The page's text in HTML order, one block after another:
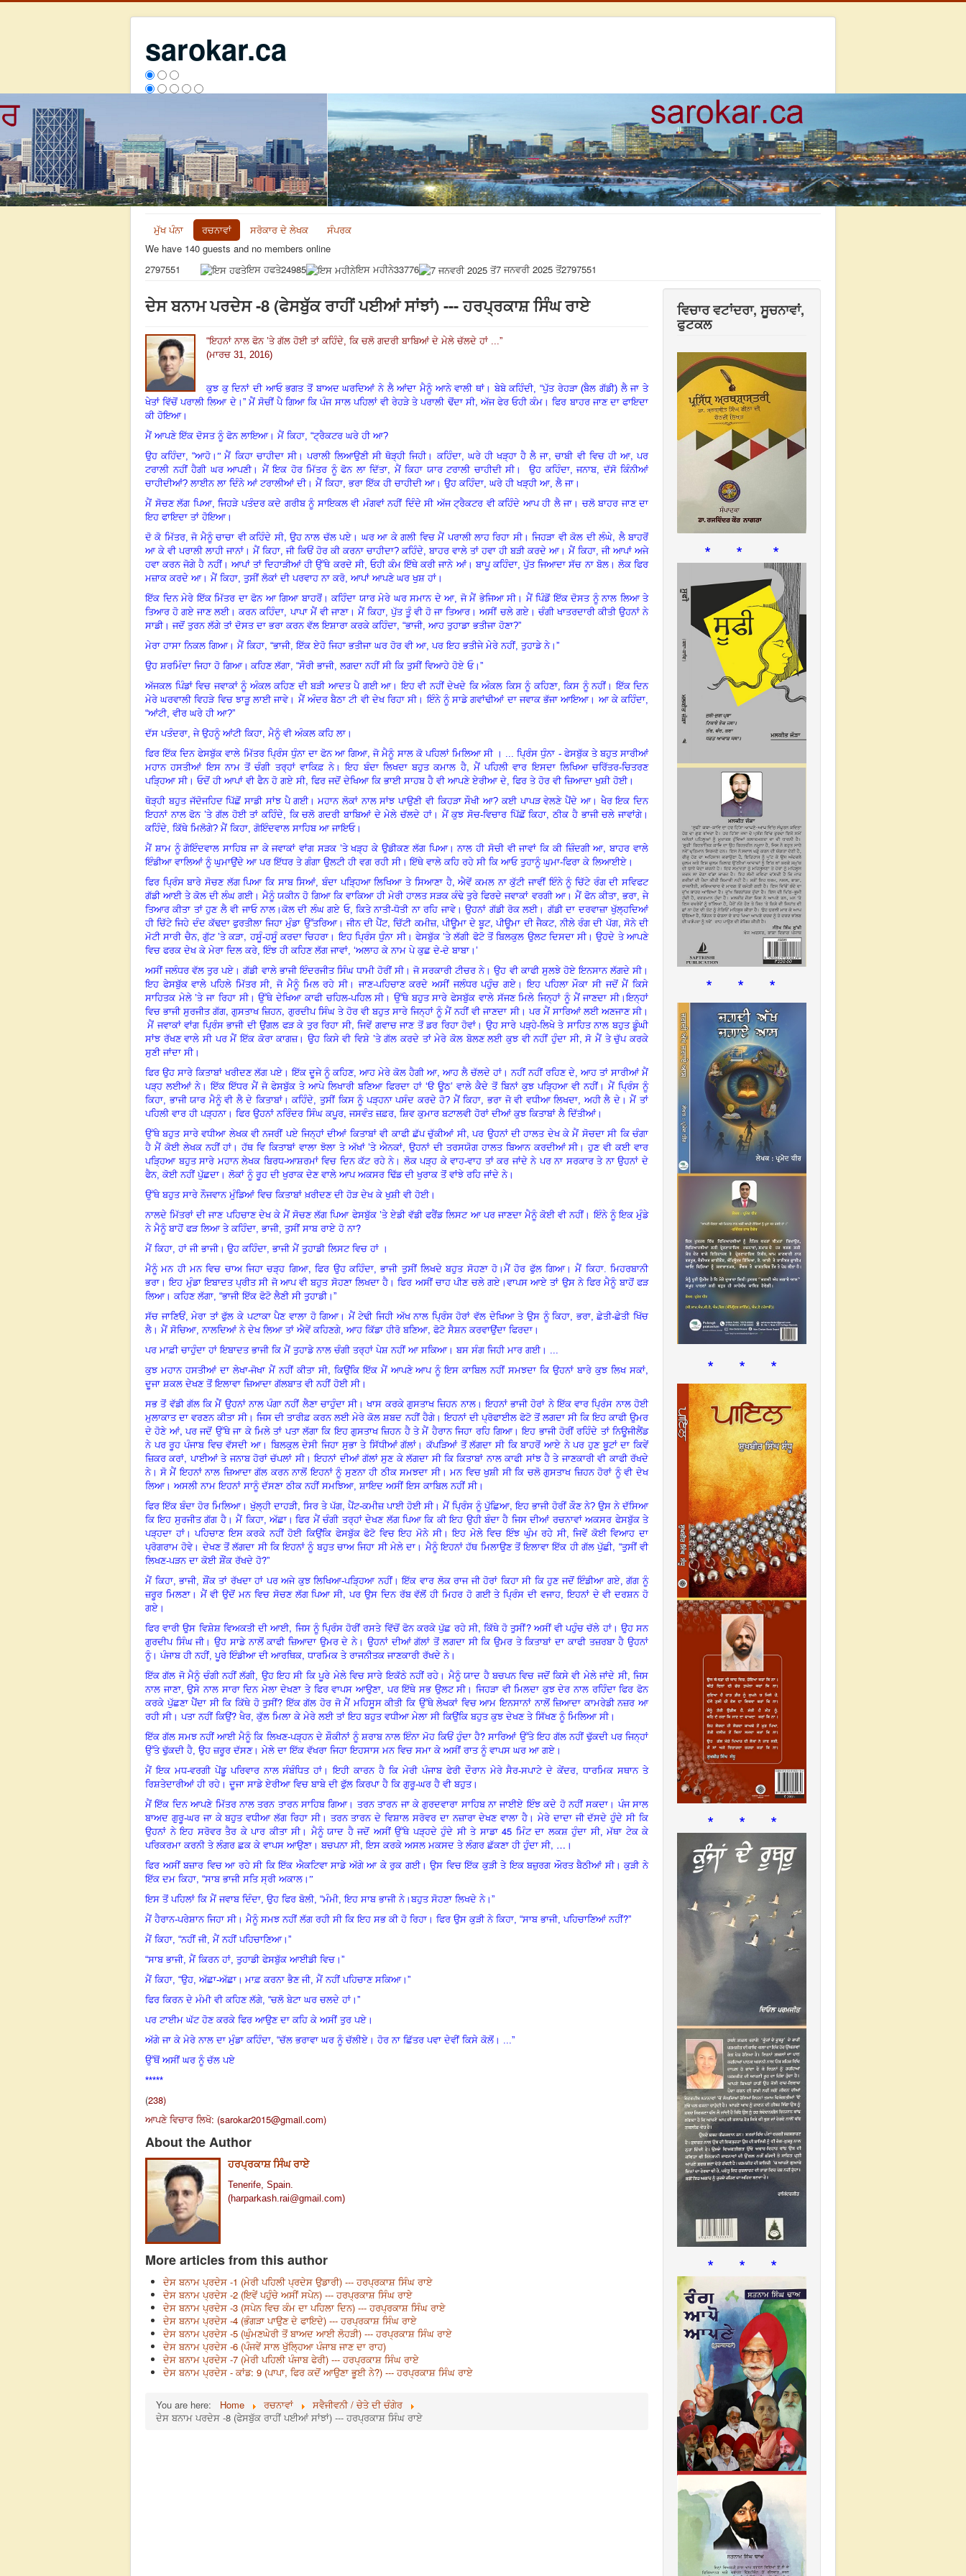
sarokar.ca
ਮੁੱਖ ਪੰਨਾ ਰਚਨਾਵਾਂ ਸਰੋਕਾਰ ਦੇ ਲੇਖਕ
ਸੰਪਰਕ
We have 140 guests and no members online
2797551
ਇਸ ਹਫਤੇ24985 ਇਸ ਮਹੀਨੇ33776 7 ਜਨਵਰੀ 2025 ਤੋਂ2797551
ਦੇਸ ਬਨਾਮ ਪਰਦੇਸ -8 (ਫੇਸਬੁੱਕ ਰਾਹੀਂ ਪਈਆਂ ਸਾਂਝਾਂ) --- ਹਰਪ੍ਰਕਾਸ਼ ਸਿੰਘ ਰਾਏ
“ਇਹਨਾਂ ਨਾਲ ਫੋਨ ’ਤੇ ਗੱਲ ਹੋਈ ਤਾਂ ਕਹਿੰਦੇ, ਕਿ ਚਲੋ ਗਦਰੀ ਬਾਬਿਆਂ ਦੇ ਮੇਲੇ ਚੱਲਦੇ ਹਾਂ ... ”
(ਮਾਰਚ 31, 2016)
ਕੁਝ ਕੁ ਦਿਨਾਂ ਦੀ ਆਓ ਭਗਤ ਤੋਂ ਬਾਅਦ ਘਰਦਿਆਂ ਨੇ ਲੈ ਆਂਦਾ ਮੈਨੂੰ ਆਨੇ ਵਾਲੀ ਥਾਂ। ਬੇਬੇ ਕਹਿੰਦੀ, “ਪੁੱਤ ਰੇਹੜਾ (ਬੈਲ ਗੱਡੀ) ਲੈ ਜਾ ਤੇ
ਖੇਤਾਂ ਵਿੱਚੋਂ ਪਰਾਲੀ ਲਿਆ ਦੇ।” ਮੈਂ ਸੋਚੀਂ ਪੈ ਗਿਆ ਕਿਪੰਜਸਾਲ ਪਹਿਲਾਂ ਵੀ ਰੇਹੜੇ ਤੇ ਪਰਾਲੀ ਢੋਂਦਾ ਸੀ, ਅੱਜ ਫੇਰ ਓਹੀ ਕੰਮ। ਫਿਰ ਬਾਹਰ ਜਾਣ ਦਾ ਫਾਇਦਾ
ਕੀ ਹੋਇਆ।
ਮੈਂ ਆਪਣੇ ਇੱਕ ਦੋਸਤ ਨੂੰ ਫੋਨ ਲਾਇਆ। ਮੈਂ ਕਿਹਾ, “ਟ੍ਰੈਕਟਰ ਘਰੇ ਹੀ ਆ?
ਉਹ ਕਹਿੰਦਾ, “ਆਹੋ ।”ਮੈਂ ਕਿਹਾ ਚਾਹੀਦਾ ਸੀ। ਪਰਾਲੀ ਲਿਆਉਣੀ ਸੀ ਥੋੜ੍ਹੀ ਜਿਹੀ। ਕਹਿੰਦਾ, ਘਰੇ ਹੀ ਖੜ੍ਹਾ ਹੈ ਲੈ ਜਾ,ਚਾਬੀ ਵੀ ਵਿਚ ਹੀ ਆ, ਪਰ
ਟਰਾਲੀ ਨਹੀਂ ਹੈਗੀ ਘਰ ਆਪਣੀ। ਮੈਂ ਇਕ ਹੋਰ ਮਿੱਤਰ ਨੂੰ ਫੋਨ ਲਾ ਦਿੱਤਾ, ਮੈਂ ਕਿਹਾ ਯਾਰ ਟਰਾਲੀ ਚਾਹੀਦੀ ਸੀ। ਉਹ ਕਹਿੰਦਾ, ਜਨਾਬ, ਦੱਸੋ ਕਿੰਨੀਆਂ
ਚਾਹੀਦੀਆਂ? ਲਾਈਨ ਲਾ ਦਿੰਨੇ ਆਂ ਟਰਾਲੀਆਂ ਦੀ। ਮੈਂ ਕਿਹਾ, ਭਰਾ ਇੱਕ ਹੀ ਚਾਹੀਦੀ ਆ। ਉਹ ਕਹਿੰਦਾ, ਘਰੇ ਹੀ ਖੜ੍ਹੀ ਆ, ਲੈ ਜਾ।
ਮੈਂ ਸੋਚਣ ਲੱਗ ਪਿਆ, ਜਿਹੜੇ ਪਤੰਦਰ ਕਦੇ ਗਰੀਬ ਨੂੰ ਸਾਇਕਲ ਵੀ ਮੰਗਵਾਂ ਨਹੀਂ ਦਿੰਦੇ ਸੀ ਅੱਜ ਟ੍ਰੈਕਟਰ ਵੀ ਕਹਿੰਦੇ ਆਪ ਹੀ ਲੈ ਜਾ। ਚਲੋ ਬਾਹਰ ਜਾਣ ਦਾ
ਇਹ ਫਾਇਦਾ ਤਾਂ ਹੋਇਆ।
ਦੋ ਕੋ ਮਿੱਤਰ, ਜੋ ਮੈਨੂੰ ਚਾਚਾ ਵੀ ਕਹਿੰਦੇ ਸੀ,ਉਹ ਨਾਲ ਚੱਲ ਪਏ। ਘਰ ਆ ਕੇ ਗਲੀ ਵਿਚ ਮੈਂ ਪਰਾਲੀ ਲਾਹ ਰਿਹਾ ਸੀ। ਜਿਹੜਾ ਵੀ ਕੋਲ ਦੀ ਲੰਘੇ, ਲੈ ਬਾਹਰੋਂ
ਆ ਕੇ ਵੀ ਪਰਾਲੀ ਲਾਹੀ ਜਾਨਾਂ। ਮੈਂ ਕਿਹਾ, ਜੀ ਕਿਓਂ ਹੋਰ ਕੀ ਕਰਨਾ ਚਾਹੀਦਾ? ਕਹਿੰਦੇ, ਬਾਹਰ ਵਾਲੇ ਤਾਂ ਹਵਾ ਹੀ ਬੜੀ ਕਰਦੇ ਆ। ਮੈਂ ਕਿਹਾ, ਜੀ ਆਪਾਂ ਅਜੇ
ਹਵਾ ਕਰਨ ਜੋਗੇ ਹੈ ਨਹੀਂ। ਆਪਾਂ ਤਾਂ ਦਿਹਾੜੀਆਂ ਹੀ ਉੱਥੇ ਕਰਦੇ ਸੀ, ਓਹੀ ਕੰਮ ਇੱਥੇ ਕਰੀ ਜਾਨੇ ਆਂ। ਬਾਪੂ ਕਹਿੰਦਾ, ਪੁੱਤ ਜਿਆਦਾ ਸੱਚ ਨਾ ਬੋਲ। ਲੋਕ ਫਿਰ
ਮਜ਼ਾਕ ਕਰਦੇ ਆ। ਮੈਂ ਕਿਹਾ, ਤੁਸੀਂ ਲੋਕਾਂ ਦੀ ਪਰਵਾਹ ਨਾ ਕਰੋ, ਆਪਾਂ ਆਪਣੇ ਘਰ ਖੁਸ਼ ਹਾਂ।
ਇੱਕ ਦਿਨ ਮੇਰੇ ਇੱਕ ਮਿੱਤਰ ਦਾ ਫੋਨ ਆ ਗਿਆ ਬਾਹਰੋਂ। ਕਹਿੰਦਾ ਯਾਰ ਮੇਰੇ ਘਰ ਸਮਾਨ ਦੇ ਆ, ਜੋ ਮੈਂ ਭੇਜਿਆ ਸੀ। ਮੈਂ ਪਿੰਡੋਂ ਇੱਕ ਦੋਸਤ ਨੂੰ ਨਾਲ ਲਿਆ ਤੇ
ਤਿਆਰ ਹੋ ਗਏ ਜਾਣ ਲਈ। ਕਰਨ ਕਹਿੰਦਾ, ਪਾਪਾ ਮੈਂ ਵੀ ਜਾਣਾ। ਮੈਂ ਕਿਹਾ, ਪੁੱਤ ਤੂੰ ਵੀ ਹੋ ਜਾ ਤਿਆਰ। ਅਸੀਂ ਚਲੇ ਗਏ। ਚੰਗੀ ਖਾਤਰਦਾਰੀ ਕੀਤੀ ਉਹਨਾਂ ਨੇ
ਸਾਡੀ। ਜਦੋਂ ਤੁਰਨ ਲੱਗੇ ਤਾਂ ਦੋਸਤ ਦਾ ਭਰਾ ਕਰਨ ਵੱਲ ਇਸ਼ਾਰਾ ਕਰਕੇ ਕਹਿੰਦਾ, “ਭਾਜੀ, ਆਹ ਤੁਹਾਡਾ ਭਤੀਜਾ ਹੋਣਾ?”
ਮੇਰਾ ਹਾਸਾ ਨਿਕਲ ਗਿਆ। ਮੈਂ ਕਿਹਾ, “ਭਾਜੀ, ਇੱਕ ਏਹੋ ਜਿਹਾ ਭਤੀਜਾ ਘਰ ਹੋਰ ਵੀ ਆ, ਪਰ ਇਹ ਭਤੀਜੇ ਮੇਰੇ ਨਹੀਂ, ਤੁਹਾਡੇ ਨੇ।”
ਉਹ ਸ਼ਰਮਿੰਦਾ ਜਿਹਾ ਹੋ ਗਿਆ। ਕਹਿਣ ਲੱਗਾ, “ਸੌਰੀ ਭਾਜੀ, ਲਗਦਾ ਨਹੀਂ ਸੀ ਕਿ ਤੁਸੀਂ ਵਿਆਹੇ ਹੋਏ ਓ।”
ਅੱਜਕਲ ਪਿੰਡਾਂ ਵਿਚ ਜਵਾਕਾਂ ਨੂੰ ਅੰਕਲ ਕਹਿਣ ਦੀ ਬੜੀ ਆਦਤ ਪੈ ਗਈ ਆ। ਇਹ ਵੀ ਨਹੀਂ ਦੇਖਦੇ ਕਿ ਅੰਕਲ ਕਿਸ ਨੂੰ ਕਹਿਣਾ, ਕਿਸ ਨੂੰ ਨਹੀਂ। ਇੱਕ ਦਿਨ
ਮੇਰੇ ਘਰਵਾਲੀ ਵਿਹੜੇ ਵਿਚ ਝਾੜੂ ਲਾਈ ਜਾਵੇ। ਮੈਂ ਅੰਦਰ ਬੈਠਾ ਟੀ ਵੀ ਦੇਖ ਰਿਹਾ ਸੀ। ਇੰਨੇ ਨੂੰ ਸਾਡੇ ਗਵਾਂਢੀਆਂ ਦਾ ਜਵਾਕ ਭੱਜਾ ਆਇਆ। ਆ ਕੇ ਕਹਿੰਦਾ,
“ਆਂਟੀ, ਵੀਰ ਘਰੇ ਹੀ ਆ?”
ਦੱਸ ਪਤੰਦਰਾ, ਜੇ ਉਹਨੂੰ ਆਂਟੀ ਕਿਹਾ, ਮੈਨੂੰ ਵੀ ਅੰਕਲ ਕਹਿ ਲਾ।
ਫਿਰ ਇੱਕ ਦਿਨ ਫੇਸਬੁੱਕ ਵਾਲੇ ਮਿੱਤਰ ਪ੍ਰਿੰਸ ਧੁੰਨਾ ਦਾ ਫੋਨ ਆ ਗਿਆ,ਜੋ ਮੈਨੂੰ ਸਾਲ ਕੋ ਪਹਿਲਾਂ ਮਿਲਿਆ ਸੀ । ... ਪ੍ਰਿੰਸ ਧੁੰਨਾ - ਫੇਸਬੁੱਕ ਤੇ ਬਹੁਤ ਸਾਰੀਆਂ
ਮਹਾਨ ਹਸਤੀਆਂ ਇਸ ਨਾਮ ਤੋਂ ਚੰਗੀ ਤਰ੍ਹਾਂ ਵਾਕਿਫ਼ ਨੇ। ਇਹ ਬੰਦਾ ਲਿਖਦਾ ਬਹੁਤ ਕਮਾਲ ਹੈ, ਮੈਂ ਪਹਿਲੀ ਵਾਰ ਇਸਦਾ ਲਿਖਿਆ ਚਰਿੱਤਰ-ਚਿਤਰਣ
ਪੜ੍ਹਿਆ ਸੀ। ਓਦੋਂ ਹੀ ਆਪਾਂ ਵੀ ਫੈਨ ਹੋ ਗਏ ਸੀ, ਫਿਰ ਜਦੋਂ ਦੇਖਿਆ ਕਿ ਭਾਈ ਸਾਹਬ ਹੈ ਵੀ ਆਪਣੇ ਏਰੀਆ ਦੇ, ਫਿਰ ਤੇ ਹੋਰ ਵੀ ਜ਼ਿਆਦਾ ਖੁਸ਼ੀ ਹੋਈ।
ਥੋੜ੍ਹੀ ਬਹੁਤ ਜੱਦੋਜਹਿਦ ਪਿੱਛੋਂ ਸਾਡੀ ਸਾਂਝ ਪੈ ਗਈ। ਮਹਾਨ ਲੋਕਾਂ ਨਾਲ ਸਾਂਝ ਪਾਉਣੀ ਵੀ ਕਿਹੜਾ ਸੌਖੀ ਆ? ਕਈ ਪਾਪੜ ਵੇਲਣੇ ਪੈਂਦੇ ਆ। ਖੈਰ ਇਕ ਦਿਨ
ਇਹਨਾਂ ਨਾਲ ਫੋਨ ’ਤੇ ਗੱਲ ਹੋਈ ਤਾਂ ਕਹਿੰਦੇ, ਕਿ ਚਲੋ ਗਦਰੀ ਬਾਬਿਆਂ ਦੇ ਮੇਲੇ ਚੱਲਦੇ ਹਾਂ। ਮੈਂ ਕੁਝ ਸੋਚ-ਵਿਚਾਰ ਪਿੱਛੋਂ ਕਿਹਾ,ਠੀਕ ਹੈ ਭਾਜੀ ਚਲੇ ਜਾਵਾਂਗੇ।
ਕਹਿੰਦੇ, ਕਿੱਥੇ ਮਿਲੋਗੇ? ਮੈਂ ਕਿਹਾ, ਗੋਇੰਦਵਾਲ ਸਾਹਿਬ ਆ ਜਾਇਓ।
ਮੈਂ ਸ਼ਾਮ ਨੂੰ ਗੋਇੰਦਵਾਲ ਸਾਹਿਬ ਜਾ ਕੇ ਜਵਾਕਾਂ ਵਾਂਗ ਸੜਕ ’ਤੇ ਖੜ੍ਹ ਕੇ ਉਡੀਕਣ ਲੱਗ ਪਿਆ। ਨਾਲ ਹੀ ਸੋਚੀ ਵੀ ਜਾਵਾਂ ਕਿ ਕੀ ਜ਼ਿੰਦਗੀ ਆ,ਬਾਹਰ ਵਾਲੇ
ਇੰਡੀਆ ਵਾਲਿਆਂ ਨੂੰ ਘੁਮਾਉਂਦੇ ਆ ਪਰ ਇੱਧਰ ਤੇ ਗੰਗਾ ਉਲਟੀ ਹੀ ਵਗ ਰਹੀ ਸੀ।ਇੱਥੇ ਵਾਲੇ ਕਹਿ ਰਹੇ ਸੀ ਕਿ ਆਓ ਤੁਹਾਨੂੰ ਘੁਮਾ-ਫਿਰਾ ਕੇ ਲਿਆਈਏ।
ਫਿਰ ਪ੍ਰਿੰਸ ਬਾਰੇ ਸੋਚਣ ਲੱਗ ਪਿਆ ਕਿ ਸਾਬ ਸਿਆਂ, ਬੰਦਾ ਪੜ੍ਹਿਆ ਲਿਖਿਆ ਤੇ ਸਿਆਣਾ ਹੈ,ਐਵੇਂ ਕਮਲ ਨਾ ਕੁੱਟੀ ਜਾਵੀਂ ਇੰਨੇ ਨੂੰ ਚਿੱਟੇ ਰੰਗ ਦੀ ਸਵਿਫਟ
ਗੱਡੀ ਆਈ ਤੇ ਕੋਲ ਦੀ ਲੰਘ ਗਈ। ਮੈਨੂੰ ਯਕੀਨ ਹੋ ਗਿਆ ਕਿ ਵਾਕਿਆ ਹੀ ਮੇਰੀ ਹਾਲਤ ਸੜਕ ਕੰਢੇ ਤੁਰੇ ਫਿਰਦੇ ਜਵਾਕਾਂ ਵਰਗੀ ਆ। ਮੈਂ ਫੋਨ ਕੀਤਾ, ਭਰਾ, ਜੇ
ਤਿਆਰ ਕੀਤਾ ਤਾਂ ਹੁਣ ਲੈ ਵੀ ਜਾਓ ਨਾਲ। ਕੋਲ ਦੀ ਲੰਘ ਗਏ ਓ, ਕਿਤੇ ਨਾਤੀ-ਧੋਤੀ ਨਾ ਰਹਿ ਜਾਵੇ। ਉਹਨਾਂ ਗੱਡੀ ਰੋਕ ਲਈ। ਗੱਡੀ ਦਾ ਦਰਵਾਜ਼ਾ ਖੁੱਲ੍ਹਦਿਆਂ
ਹੀ ਚਿੱਟੇ ਜਿਹੇ ਦੰਦ ਕੱਢਦਾ ਫੁਰਤੀਲਾ ਜਿਹਾ ਮੁੰਡਾ ਉੱਤਰਿਆ। ਜੀਨ ਦੀ ਪੈਂਟ,ਚਿੱਟੀ ਕਮੀਜ਼, ਪੀਊਮਾ ਦੇ ਬੂਟ,ਪੀਊਮਾ ਦੀ ਜੈਕਟ,ਨੀਲੇ ਰੰਗ ਦੀ ਪੱਗ, ਸੋਨੇ ਦੀ
ਮੋਟੀ ਸਾਰੀ ਚੈਨ, ਗੁੱਟ ’ਤੇ ਕੜਾ, ਹਸੂੰ-ਹਸੂੰ ਕਰਦਾ ਚਿਹਰਾ। ਇਹ ਪ੍ਰਿੰਸ ਧੁੰਨਾ ਸੀ। ਫੇਸਬੁੱਕ ’ਤੇ ਲੱਗੀ ਫੋਟੋ ਤੋਂ ਬਿਲਕੁਲ ਉਲਟ ਦਿਸਦਾ ਸੀ। ਉਹਦੇ ਤੇ ਆਪਣੇ
ਵਿਚ ਫਰਕ ਦੇਖ ਕੇ ਮੇਰਾ ਦਿਲ ਕਰੇ, ਇੰਝ ਹੀ ਕਹਿਣ ਲੱਗ ਜਾਵਾਂ, ‘ਅਲਾਹ ਕੇ ਨਾਮ ਪੇ ਕੁਛ ਦੇ-ਦੇ ਬਾਬਾ।’
ਅਸੀਂ ਜਲੰਧਰ ਵੱਲ ਤੁਰ ਪਏ। ਗੱਡੀ ਵਾਲੇ ਭਾਜੀ ਇੰਦਰਜੀਤ ਸਿੰਘ ਧਾਮੀ ਹੋਰੀਂ ਸੀ। ਜੋ ਸਰਕਾਰੀ ਟੀਚਰ ਨੇ। ਉਹ ਵੀ ਕਾਫੀ ਸੁਲਝੇ ਹੋਏ ਇਨਸਾਨ ਲੱਗਦੇ ਸੀ।
ਇਹ ਫੇਸਬੁੱਕ ਵਾਲੇ ਪਹਿਲੇ ਮਿੱਤਰ ਸੀ, ਜੋ ਮੈਨੂੰ ਮਿਲ ਰਹੇ ਸੀ। ਜਾਣ-ਪਹਿਚਾਣ ਕਰਦੇ ਅਸੀਂ ਜਲੰਧਰ ਪਹੁੰਚ ਗਏ। ਇਹ ਪਹਿਲਾ ਮੌਕਾ ਸੀ ਜਦੋਂ ਮੈਂ ਕਿਸੇ
ਸਾਹਿਤਕ ਮੇਲੇ ’ਤੇ ਜਾ ਰਿਹਾ ਸੀ। ਉੱਥੇ ਦੇਖਿਆ ਕਾਫੀ ਚਹਿਲ-ਪਹਿਲ ਸੀ। ਉੱਥੇ ਬਹੁਤ ਸਾਰੇ ਫੇਸਬੁੱਕ ਵਾਲੇ ਸੱਜਣ ਮਿਲੇ ਜਿਨ੍ਹਾਂ ਨੂੰ ਮੈਂ ਜਾਣਦਾ ਸੀ।ਇਨ੍ਹਾਂ
ਵਿਚ ਭਾਜੀ ਸੁਰਜੀਤ ਗੱਗ,ਗੁਸਤਾਖ ਜ਼ਿਹਨ, ਗੁਰਦੀਪ ਸਿੰਘ ਤੇ ਹੋਰ ਵੀ ਬਹੁਤ ਸਾਰੇ ਜਿਨ੍ਹਾਂ ਨੂੰ ਮੈਂ ਨਹੀਂ ਵੀ ਜਾਣਦਾ ਸੀ। ਪਰ ਮੈਂ ਸਾਰਿਆਂ ਲਈ ਅਣਜਾਣ ਸੀ।
ਮੈਂ ਜਵਾਕਾਂ ਵਾਂਗ ਪ੍ਰਿੰਸ ਭਾਜੀ ਦੀ ਉਂਗਲ ਫੜ ਕੇ ਤੁਰ ਰਿਹਾ ਸੀ,ਜਿਵੇਂ ਗਵਾਚ ਜਾਣ ਤੋਂ ਡਰ ਰਿਹਾ ਹੋਵਾਂ। ਉਹ ਸਾਰੇ ਪੜ੍ਹੇ-ਲਿਖੇ ਤੇ ਸਾਹਿਤ ਨਾਲ ਬਹੁਤ ਡੂੰਘੀ
ਸਾਂਝ ਰੱਖਣ ਵਾਲੇ ਸੀ ਪਰ ਮੈਂ ਇੱਕ ਕੋਰਾ ਕਾਗਜ਼। ਉਹ ਕਿਸੇ ਵੀ ਵਿਸ਼ੇ ’ਤੇ ਗੱਲ ਕਰਦੇ ਤਾਂ ਮੇਰੇ ਕੋਲ ਬੋਲਣ ਲਈ ਕੁਝ ਵੀ ਨਹੀਂ ਹੁੰਦਾ ਸੀ,ਸੋ ਮੈਂ ਤੇ ਚੁੱਪ ਕਰਕੇ
ਸੁਣੀ ਜਾਂਦਾ ਸੀ।
ਫਿਰ ਉਹ ਸਾਰੇ ਕਿਤਾਬਾਂ ਖਰੀਦਣ ਲੱਗ ਪਏ। ਇੱਕ ਦੂਜੇ ਨੂੰ ਕਹਿਣ, ਆਹ ਮੇਰੇ ਕੋਲ ਹੈਗੀ ਆ, ਆਹ ਲੈ ਚੱਲਦੇ ਹਾਂ। ਨਹੀਂ ਨਹੀਂ ਰਹਿਣ ਦੇ, ਆਹ ਤਾਂ ਸਾਰੀਆਂ ਮੈਂ
ਪੜ੍ਹ ਲਈਆਂ ਨੇ। ਇੱਕ ਇੱਧਰ ਮੈਂ ਜੋ ਫੇਸਬੁੱਕ ਤੇ ਆਪੇ ਲਿਖਾਰੀ ਬਣਿਆ ਫਿਰਦਾ ਹਾਂ ‘ੳ ਊਠ’ ਵਾਲੇ ਕੈਦੇ ਤੋਂ ਬਿਨਾਂ ਕੁਝ ਪੜ੍ਹਿਆ ਵੀ ਨਹੀਂ। ਮੈਂ ਪ੍ਰਿੰਸ ਨੂੰ
ਕਿਹਾ, ਭਾਜੀ ਯਾਰ ਮੈਨੂੰ ਵੀ ਲੈ ਦੇ ਕਿਤਾਬਾਂ। ਕਹਿੰਦੇ, ਤੁਸੀਂ ਕਿਸ ਨੂੰ ਪੜ੍ਹਨਾ ਪਸੰਦ ਕਰਦੇ ਹੋ? ਮੈਂ ਕਿਹਾ, ਭਰਾ ਜੋ ਵੀ ਵਧੀਆ ਲਿਖਦਾ, ਅਹੀ ਲੈ ਦੇ। ਮੈਂ ਤਾਂ
ਪਹਿਲੀ ਵਾਰ ਹੀ ਪੜ੍ਹਨਾ। ਫਿਰ ਉਹਨਾਂ ਨਰਿੰਦਰ ਸਿੰਘ ਕਪੂਰ, ਜਸਵੰਤ ਜ਼ਫ਼ਰ, ਸ਼ਿਵ ਕੁਮਾਰ ਬਟਾਲਵੀ ਹੋਰਾਂ ਦੀਆਂ ਕੁਝ ਕਿਤਾਬਾਂ ਲੈ ਦਿੱਤੀਆਂ।
ਉੱਥੇ ਬਹੁਤ ਸਾਰੇ ਵਧੀਆ ਲੇਖਕ ਵੀ ਨਜਰੀਂ ਪਏ ਜਿਨ੍ਹਾਂ ਦੀਆਂ ਕਿਤਾਬਾਂ ਵੀ ਕਾਫੀ ਛੱਪ ਚੁੱਕੀਆਂ ਸੀ,ਪਰ ਉਹਨਾਂ ਦੀ ਹਾਲਤ ਦੇਖ ਕੇ ਮੈਂ ਸੋਚਦਾ ਸੀ ਕਿ ਚੰਗਾ
ਹੈ ਮੈਂ ਕੋਈ ਲੇਖਕ ਨਹੀਂ ਹਾਂ। ਹੱਥ ਵਿ ਕਿਤਾਬਾਂ ਵਾਲਾ ਝੋਲਾ ਤੇ ਅੱਖਾਂ ’ਤੇ ਐਨਕਾਂ, ਉਹਨਾਂ ਦੀ ਤਰਸਯੋਗ ਹਾਲਤ ਬਿਆਨ ਕਰਦੀਆਂ ਸੀ। ਹੁਣ ਵੀ ਕਈ ਵਾਰ
ਪੜ੍ਹਿਆ ਬਹੁਤ ਸਾਰੇ ਮਹਾਨ ਲੇਖਕ ਬਿਰਧ-ਆਸ਼ਰਮਾਂ ਵਿਚ ਦਿਨ ਕੱਟ ਰਹੇ ਨੇ। ਲੋਕ ਪੜ੍ਹ ਕੇ ਵਾਹ-ਵਾਹ ਤਾਂ ਕਰ ਜਾਂਦੇ ਨੇ ਪਰ ਨਾ ਸਰਕਾਰ ਤੇ ਨਾ ਉਹਨਾਂ ਦੇ
ਫੈਨ, ਕੋਈ ਨਹੀਂ ਪੁੱਛਦਾ। ਲੋਕਾਂ ਨੂੰ ਰੂਹ ਦੀ ਖੁਰਾਕ ਦੇਣ ਵਾਲੇ ਆਪ ਅਕਸਰ ਢਿੱਡ ਦੀ ਖੁਰਾਕ ਤੋਂ ਵਾਂਝੇ ਰਹਿ ਜਾਂਦੇ ਨੇ।
ਉੱਥੇ ਬਹੁਤ ਸਾਰੇ ਨੌਜਵਾਨ ਮੁੰਡਿਆਂ ਵਿਚ ਕਿਤਾਬਾਂ ਖ਼ਰੀਦਣ ਦੀ ਹੋੜ ਦੇਖ ਕੇ ਖੁਸ਼ੀ ਵੀ ਹੋਈ।
ਨਾਲਦੇ ਮਿੱਤਰਾਂ ਦੀ ਜਾਣ ਪਹਿਚਾਣ ਦੇਖ ਕੇ ਮੈਂ ਸੋਚਣ ਲੱਗ ਪਿਆ ਫੇਸਬੁੱਕ ’ਤੇ ਏਡੀ ਵੱਡੀ ਫਰੈਂਡ ਲਿਸਟ ਆ ਪਰ ਜਾਣਦਾ ਮੈਨੂੰ ਕੋਈ ਵੀ ਨਹੀਂ। ਇੰਨੇ ਨੂੰ ਇਕ ਮੁੰਡੇ
ਨੇ ਮੈਨੂੰ ਬਾਹੋਂ ਫੜ ਲਿਆ ਤੇ ਕਹਿੰਦਾ, ਭਾਜੀ, ਤੁਸੀਂ ਸਾਬ ਰਾਏ ਹੋ ਨਾ?
ਮੈਂ ਕਿਹਾ, ਹਾਂ ਜੀ ਭਾਜੀ। ਉਹ ਕਹਿੰਦਾ, ਭਾਜੀ ਮੈਂ ਤੁਹਾਡੀ ਲਿਸਟ ਵਿਚ ਹਾਂ ।
ਮੈਨੂੰ ਮਨ ਹੀ ਮਨ ਵਿਚ ਚਾਅ ਜਿਹਾ ਚੜ੍ਹ ਗਿਆ,ਫਿਰ ਉਹ ਕਹਿੰਦਾ, ਭਾਜੀ ਤੁਸੀਂ ਲਿਖਦੇ ਬਹੁਤ ਸੋਹਣਾ ਹੋ। ਮੈਂ ਹੋਰ ਫੁੱਲ ਗਿਆ। ਮੈਂ ਕਿਹਾ. ਮਿਹਰਬਾਨੀ
ਭਰਾ। ਇਹ ਮੁੰਡਾ ਇਬਾਦਤ ਪ੍ਰੀਤ ਸੀ ਜੋ ਆਪ ਵੀ ਬਹੁਤ ਸੋਹਣਾ ਲਿਖਦਾ ਹੈ। ਫਿਰ ਅਸੀਂ ਚਾਹ ਪੀਣ ਚਲੇ ਗਏ। ਵਾਪਸ ਆਏ ਤਾਂ ਉਸ ਨੇ ਫਿਰ ਮੈਨੂੰ ਬਾਹੋਂ ਫੜ
ਲਿਆ। ਕਹਿਣ ਲੱਗਾ, “ਭਾਜੀ ਇੱਕ ਫੋਟੋ ਲੈਣੀ ਸੀ ਤੁਹਾਡੀ।”
ਸੱਚ ਜਾਣਿਓਂ, ਮੇਰਾ ਤਾਂ ਫੁੱਲ ਕੇ ਪਟਾਕਾ ਪੈਣ ਵਾਲਾ ਹੋ ਗਿਆ। ਮੈਂ ਟੇਢੀ ਜਿਹੀ ਅੱਖ ਨਾਲ ਪ੍ਰਿੰਸ ਹੋਰਾਂ ਵੱਲ ਦੇਖਿਆ ਤੇ ਉਸ ਨੂੰ ਕਿਹਾ, ਭਰਾ, ਛੇਤੀ-ਛੇਤੀ ਖਿੱਚ
ਲੈ। ਮੈਂ ਸੋਚਿਆ, ਨਾਲਦਿਆਂ ਨੇ ਦੇਖ ਲਿਆ ਤਾਂ ਐਵੇਂ ਕਹਿਣਗੇ, ਆਹ ਕਿੱਡਾ ਹੀਰੋ ਬਣਿਆ, ਫੋਟੋ ਸੈਸ਼ਨ ਕਰਵਾਉਂਦਾ ਫਿਰਦਾ।
ਪਰ ਮਾਫ਼ੀ ਚਾਹੁੰਦਾ ਹਾਂ ਇਬਾਦਤ ਭਾਜੀ ਕਿ ਮੈਂ ਤੁਹਾਡੇ ਨਾਲ ਚੰਗੀ ਤਰ੍ਹਾਂ ਪੇਸ਼ ਨਹੀਂ ਆ ਸਕਿਆ। ਬਸ ਸੰਗ ਜਿਹੀ ਮਾਰ ਗਈ। ...
ਕੁਝ ਮਹਾਨ ਹਸਤੀਆਂ ਦਾ ਲੇਖਾ-ਜੋਖਾ ਮੈਂ ਨਹੀਂ ਕੀਤਾ ਸੀ, ਕਿਉਂਕਿ ਇੱਕ ਮੈਂ ਆਪਣੇ ਆਪ ਨੂੰ ਇਸ ਕਾਬਿਲ ਨਹੀਂ ਸਮਝਦਾ ਕਿ ਉਹਨਾਂ ਬਾਰੇ ਕੁਝ ਲਿਖ ਸਕਾਂ,
ਦੂਜਾ ਸ਼ਕਲ ਦੇਖਣ ਤੋਂ ਇਲਾਵਾ ਜ਼ਿਆਦਾ ਗੱਲਬਾਤ ਵੀ ਨਹੀਂ ਹੋਈ ਸੀ।
ਸਭ ਤੋਂ ਵੱਡੀ ਗੱਲ ਕਿ ਮੈਂ ਉਹਨਾਂ ਨਾਲ ਪੰਗਾ ਨਹੀਂ ਲੈਣਾ ਚਾਹੁੰਦਾ ਸੀ। ਖਾਸ ਕਰਕੇ ਗੁਸਤਾਖ ਜ਼ਿਹਨ ਨਾਲ। ਇਹਨਾਂ ਭਾਜੀ ਹੋਰਾਂ ਨੇ ਇੱਕ ਵਾਰ ਪ੍ਰਿੰਸ ਨਾਲ ਹੋਈ
ਮੁਲਾਕਾਤ ਦਾ ਵਰਣਨ ਕੀਤਾ ਸੀ। ਜਿਸ ਦੀ ਤਾਰੀਫ਼ ਕਰਨ ਲਈ ਮੇਰੇ ਕੋਲ ਸ਼ਬਦ ਨਹੀਂ ਹੈਗੇ। ਇਹਨਾਂ ਦੀ ਪ੍ਰੋਫਾਈਲ ਫੋਟੋ ਤੋਂ ਲਗਦਾ ਸੀ ਕਿ ਇਹ ਕਾਫੀ ਉਮਰ
ਦੇ ਹੋਣੇ ਆਂ,ਪਰ ਜਦੋਂ ਉੱਥੇ ਜਾ ਕੇ ਮਿਲੇ ਤਾਂ ਪਤਾ ਲੱਗਾ ਕਿ ਇਹ ਗੁਸਤਾਖ ਜ਼ਿਹਨ ਹੈ ਤੇ ਮੈਂ ਹੈਰਾਨ ਜਿਹਾ ਰਹਿ ਗਿਆ। ਇਹ ਭਾਜੀ ਹੋਰੀਂ ਰਹਿੰਦੇ ਤਾਂ ਨਿਊਜੀਲੈਂਡ
ਨੇ ਪਰ ਰੂਹ ਪੰਜਾਬ ਵਿਚ ਵੱਸਦੀ ਆ। ਬਿਲਕੁਲ ਦੇਸੀ ਜਿਹਾ ਸੁਭਾ ਤੇ ਸਿੱਧੀਆਂ ਗੱਲਾਂ। ਕੱਪੜਿਆਂ ਤੋਂ ਲੱਗਦਾ ਸੀ ਕਿ ਬਾਹਰੋਂ ਆਏ ਨੇ ਪਰ ਹੁਣ ਬੂਟਾਂ ਦਾ ਕਿਵੇਂ
ਜ਼ਿਕਰ ਕਰਾਂ, ਪਾਈਆਂ ਤੇ ਜਨਾਬ ਹੋਰਾਂ ਚੱਪਲਾਂ ਸੀ। ਇਹਨਾਂ ਦੀਆਂ ਗੱਲਾਂ ਸੁਣ ਕੇ ਲੱਗਦਾ ਸੀ ਕਿ ਕਿਤਾਬਾਂ ਨਾਲ ਕਾਫੀ ਸਾਂਝ ਹੈ ਤੇ ਜਾਣਕਾਰੀ ਵੀ ਕਾਫੀ ਰੱਖਦੇ
ਨੇ। ਸੋ ਮੈਂ ਇਹਨਾਂ ਨਾਲ ਜ਼ਿਆਦਾ ਗੱਲ ਕਰਨ ਨਾਲੋਂ ਇਹਨਾਂ ਨੂੰ ਸੁਣਨਾ ਹੀ ਠੀਕ ਸਮਝਦਾ ਸੀ। ਮਨ ਵਿਚ ਖੁਸ਼ੀ ਸੀ ਕਿ ਚਲੋ ਗੁਸਤਾਖ ਜ਼ਿਹਨ ਹੋਰਾਂ ਨੂੰ ਵੀ ਦੇਖ
ਲਿਆ। ਅਸਲੀ ਨਾਮ ਇਹਨਾਂ ਸਾਨੂੰ ਦੱਸਣਾ ਠੀਕ ਨਹੀਂ ਸਮਝਿਆ, ਸ਼ਾਇਦ ਅਸੀਂ ਇਸ ਕਾਬਿਲ ਨਹੀਂ ਸੀ।
ਫਿਰ ਇੱਕ ਬੰਦਾ ਹੋਰ ਮਿਲਿਆ। ਖੁੱਲ੍ਹੀ ਦਾਹੜੀ, ਸਿਰ ਤੇ ਪੱਗ, ਪੈਂਟ-ਕਮੀਜ਼ ਪਾਈ ਹੋਈ ਸੀ। ਮੈਂ ਪ੍ਰਿੰਸ ਨੂੰ ਪੁੱਛਿਆ,ਇਹ ਭਾਜੀ ਹੋਰੀਂ ਕੌਣ ਨੇ? ਉਸ ਨੇ ਦੱਸਿਆ
ਕਿ ਇਹ ਸੁਰਜੀਤ ਗੱਗ ਹੈ। ਮੈਂ ਕਿਹਾ, ਅੱਛਾ।ਫਿਰ ਮੈਂ ਚੰਗੀ ਤਰ੍ਹਾਂ ਦੇਖਣ ਲੱਗ ਪਿਆ ਕਿ ਕੀ ਇਹ ਉਹੀ ਬੰਦਾ ਹੈ ਜਿਸ ਦੀਆਂ ਰਚਨਾਵਾਂ ਅਕਸਰ ਫੇਸਬੁੱਕ ਤੇ
ਪੜ੍ਹਦਾ ਹਾਂ। ਪਹਿਚਾਣ ਇਸ ਕਰਕੇ ਨਹੀਂ ਹੋਈ ਕਿਉਂਕਿ ਫੇਸਬੁੱਕ ਫੋਟੋ ਵਿਚ ਇਹ ਮੋਨੇ ਸੀ। ਇਹ ਮੇਲੇ ਵਿਚ ਇੰਝ ਘੁੰਮ ਰਹੇ ਸੀ, ਜਿਵੇਂ ਕੋਈ ਵਿਆਹ ਦਾ
ਪ੍ਰੋਗਰਾਮ ਹੋਵੇ। ਦੇਖਣ ਤੋਂ ਲੱਗਦਾ ਸੀ ਕਿ ਇਹਨਾਂ ਨੂੰ ਬਹੁਤ ਚਾਅ ਜਿਹਾ ਸੀ ਮੇਲੇ ਦਾ। ਮੈਨੂੰ ਇਹਨਾਂ ਹੱਥ ਮਿਲਾਉਣ ਤੋਂ ਇਲਾਵਾ ਇੱਕ ਹੀ ਗੱਲ ਪੁੱਛੀ, “ਤੁਸੀਂ ਵੀ
ਲਿਖਣ-ਪੜਨ ਦਾ ਕੋਈ ਸ਼ੌਂਕ ਰੱਖਦੇ ਹੋ?”
ਮੈਂ ਕਿਹਾ, ਭਾਜੀ, ਸ਼ੌਂਕ ਤਾਂ ਰੱਖਦਾ ਹਾਂ ਪਰਅਜੇ ਕੁਝ ਲਿਖਿਆ-ਪੜ੍ਹਿਆ ਨਹੀਂ। ਇੱਕ ਵਾਰ ਲੋਕ ਰਾਜ ਜੀ ਹੋਰਾਂ ਕਿਹਾ ਸੀ ਕਿ ਹੁਣ ਜਦੋਂ ਇੰਡੀਆ ਗਏ, ਗੱਗ ਨੂੰ
ਜ਼ਰੂਰ ਮਿਲਣਾ। ਮੈਂ ਵੀ ਉਦੋਂ ਮਨ ਵਿਚ ਸੋਚਣ ਲੱਗ ਪਿਆ ਸੀ,ਪਰ ਉਸ ਦਿਨ ਰੱਬ ਵੱਲੋਂ ਹੀ ਮਿਹਰ ਹੋ ਗਈ ਤੇ ਪ੍ਰਿੰਸ ਦੀ ਵਜਾਹ, ਇਹਨਾਂ ਦੇ ਵੀ ਦਰਸ਼ਨ ਹੋ
ਗਏ।
ਫਿਰ ਵਾਰੀ ਉਸ ਵਿਸ਼ੇਸ਼ ਵਿਅਕਤੀ ਦੀ ਆਈ, ਜਿਸ ਨੂੰ ਪ੍ਰਿੰਸ ਹੋਰੀਂ ਰਸਤੇ ਵਿੱਚੋਂ ਫੋਨ ਕਰਕੇ ਪੁੱਛ ਰਹੇ ਸੀ,ਕਿੱਥੇ ਹੋ ਤੁਸੀਂ? ਅਸੀਂ ਵੀ ਪਹੁੰਚ ਚੱਲੇ ਹਾਂ। ਉਹ ਸਨ
ਗੁਰਦੀਪ ਸਿੰਘ ਜੀ। ਉਹ ਸਾਡੇ ਨਾਲੋਂ ਕਾਫੀ ਜ਼ਿਆਦਾ ਉਮਰ ਦੇ ਨੇ। ਉਹਨਾਂ ਦੀਆਂ ਗੱਲਾਂ ਤੋਂ ਲਗਦਾ ਸੀ ਕਿ ਉਮਰ ਤੇ ਕਿਤਾਬਾਂ ਦਾ ਕਾਫੀ ਤਜ਼ਰਬਾ ਹੈ ਉਹਨਾਂ
ਨੂੰ। ਪੰਜਾਬ ਹੀ ਨਹੀਂ, ਪੂਰੇ ਇੰਡੀਆ ਦੀ ਆਰਥਿਕ, ਧਾਰਮਿਕ ਤੇ ਰਾਜਨੀਤਕ ਜਾਣਕਾਰੀ ਰੱਖਦੇ ਨੇ।
ਇੱਕ ਗੱਲ ਜੋ ਮੈਨੂੰ ਚੰਗੀ ਨਹੀਂ ਲੱਗੀ, ਉਹ ਇਹ ਸੀ ਕਿ ਪੂਰੇ ਮੇਲੇ ਵਿਚ ਸਾਰੇ ਇਕੱਠੇ ਨਹੀਂ ਰਹੇ। ਮੈਨੂੰ ਯਾਦ ਹੈ ਬਚਪਨ ਵਿਚ ਜਦੋਂ ਕਿਸੇ ਵੀ ਮੇਲੇ ਜਾਂਦੇ ਸੀ, ਜਿਸ
ਨਾਲ ਜਾਣਾ, ਉਸੇ ਨਾਲ ਸਾਰਾ ਦਿਨ ਮੇਲਾ ਦੇਖਣਾ ਤੇ ਫਿਰ ਵਾਪਸ ਆਉਣਾ, ਪਰਇੱਥੇ ਸਭ ਉਲਟ ਸੀ। ਜਿਹੜਾ ਵੀ ਮਿਲਦਾ ਕੁਝ ਦੇਰ ਨਾਲ ਰਹਿੰਦਾ ਫਿਰ ਫੋਨ
ਕਰਕੇ ਪੁੱਛਣਾ ਪੈਂਦਾ ਸੀ ਕਿ ਕਿੱਥੇ ਹੋ ਤੁਸੀਂ?ਇੱਕ ਗੱਲ ਹੋਰ ਜੋ ਮੈਂ ਮਹਿਸੂਸ ਕੀਤੀ ਕਿ ਉੱਥੇ ਲੇਖਕਾਂ ਵਿਚ ਆਮ ਇਨਸਾਨਾਂ ਨਾਲੋਂ ਜ਼ਿਆਦਾ ਕਾਮਰੇਡੀ ਨਜ਼ਰ ਆ
ਰਹੀ ਸੀ। ਪਤਾ ਨਹੀਂ ਕਿਉਂ? ਖੈਰ, ਕੁੱਲ ਮਿਲਾ ਕੇ ਮੇਰੇ ਲਈ ਤਾਂ ਇਹ ਬਹੁਤ ਵਧੀਆ ਮੇਲਾ ਸੀ ਕਿਉਂਕਿ ਬਹੁਤ ਕੁਝ ਦੇਖਣ ਤੇ ਸਿੱਖਣ ਨੂੰ ਮਿਲਿਆ ਸੀ।
ਇੱਕ ਗੱਲ ਸਮਝ ਨਹੀਂ ਆਈ ਮੈਨੂੰ ਕਿ ਲਿਖਣ-ਪੜ੍ਹਨ ਦੇ ਸ਼ੌਕੀਨਾਂ ਨੂੰ ਸ਼ਰਾਬ ਨਾਲ ਇੰਨਾ ਮੋਹ ਕਿਓਂ ਹੁੰਦਾ ਹੈ?ਸਾਰਿਆਂ ਉੱਤੇ ਇਹ ਗੱਲ ਨਹੀਂ ਢੁੱਕਦੀ ਪਰ ਜਿਨ੍ਹਾਂ
ਉੱਤੇ ਢੁੱਕਦੀ ਹੈ, ਉਹ ਜ਼ਰੂਰ ਦੱਸਣ। ਮੇਲੇ ਦਾ ਇੱਕ ਵੱਖਰਾ ਜਿਹਾ ਇਹਸਾਸ ਮਨ ਵਿਚ ਸਮਾ ਕੇ ਅਸੀਂ ਰਾਤ ਨੂੰ ਵਾਪਸ ਘਰ ਆ ਗਏ।
ਮੈਂ ਇਕ ਮਧ-ਵਰਗੀ ਪੇਂਡੂ ਪਰਿਵਾਰ ਨਾਲ ਸੰਬੰਧਿਤ ਹਾਂ। ਇਹੀ ਕਾਰਨ ਹੈ ਕਿ ਮੇਰੀ ਪੰਜਾਬ ਫੇਰੀ ਦੌਰਾਨ ਮੇਰੇ ਸੈਰ-ਸਪਾਟੇ ਦੇ ਕੇਂਦਰ,ਧਾਰਮਿਕ ਸਥਾਨ ਤੇ
ਰਿਸ਼ਤੇਦਾਰੀਆਂ ਹੀ ਰਹੇ। ਦੂਜਾ ਸਾਡੇ ਏਰੀਆ ਵਿਚ ਬਾਬੇ ਦੀ ਫੁੱਲ ਕਿਰਪਾ ਹੈ ਕਿ ਗੁਰੂ-ਘਰ ਹੈ ਵੀ ਬਹੁਤ।
ਮੈਂ ਇੱਕ ਦਿਨ ਆਪਣੇ ਮਿੱਤਰ ਨਾਲ ਤਰਨ ਤਾਰਨ ਸਾਹਿਬ ਗਿਆ। ਤਰਨ ਤਾਰਨ ਜਾ ਕੇ ਗੁਰਦਵਾਰਾ ਸਾਹਿਬ ਨਾ ਜਾਈਏ ਇੰਝ ਕਦੇ ਹੋ ਨਹੀਂ ਸਕਦਾ। ਪੰਜ ਸਾਲ
ਬਾਅਦ ਗੁਰੂ-ਘਰ ਜਾ ਕੇ ਬਹੁਤ ਵਧੀਆ ਲੱਗ ਰਿਹਾ ਸੀ। ਤਰਨ ਤਾਰਨ ਦੇ ਵਿਸ਼ਾਲ ਸਰੋਵਰ ਦਾ ਨਜ਼ਾਰਾ ਦੇਖਣ ਵਾਲਾ ਹੈ। ਮੇਰੇ ਦਾਦਾ ਜੀ ਦੱਸਦੇ ਹੁੰਦੇ ਸੀ ਕਿ
ਉਹਨਾਂ ਨੇ ਇਹ ਸਰੋਵਰ ਤੈਰ ਕੇ ਪਾਰ ਕੀਤਾ ਸੀ। ਮੈਨੂੰ ਯਾਦ ਹੈ ਜਦੋਂ ਅਸੀਂ ਉੱਥੇ ਪੜ੍ਹਦੇ ਹੁੰਦੇ ਸੀ ਤੇ ਸਾਡਾ 45 ਮਿੰਟ ਦਾ ਲਕਸ਼ ਹੁੰਦਾ ਸੀ, ਮੱਥਾ ਟੇਕ ਕੇ
ਪਰਿਕਰਮਾ ਕਰਨੀ ਤੇ ਲੰਗਰ ਛਕ ਕੇ ਵਾਪਸ ਆਉਣਾ। ਬਚਪਨਾ ਸੀ,ਇਸ ਕਰਕੇ ਅਸਲ ਮਕਸਦ ਤੇ ਲੰਗਰ ਛੱਕਣਾ ਹੀ ਹੁੰਦਾ ਸੀ, … ।
ਫਿਰ ਅਸੀਂ ਬਜ਼ਾਰ ਵਿਚ ਆ ਰਹੇ ਸੀ ਕਿ ਇੱਕ ਐਕਟਿਵਾ ਸਾਡੇ ਅੱਗੇ ਆ ਕੇ ਰੁਕ ਗਈ। ਉਸ ਵਿਚ ਇੱਕ ਕੁੜੀ ਤੇ ਇਕ ਬਜ਼ੁਰਗ ਔਰਤ ਬੈਠੀਆਂ ਸੀ। ਕੁੜੀ ਨੇ
ਇੱਕ ਦਮ ਕਿਹਾ, “ਸਾਬ ਭਾਜੀ ਸਤਿ ਸ੍ਰੀ ਅਕਾਲ ।”
ਇਸ ਤੋਂ ਪਹਿਲਾਂ ਕਿ ਮੈਂ ਜਵਾਬ ਦਿੰਦਾ, ਉਹ ਫਿਰ ਬੋਲੀ, “ਮੰਮੀ, ਇਹ ਸਾਬ ਭਾਜੀ ਨੇ। ਬਹੁਤ ਸੋਹਣਾ ਲਿਖਦੇ ਨੇ।”
ਮੈਂ ਹੈਰਾਨ-ਪਰੇਸ਼ਾਨ ਜਿਹਾ ਸੀ। ਮੈਨੂੰ ਸਮਝ ਨਹੀਂ ਲੱਗ ਰਹੀ ਸੀ ਕਿ ਇਹ ਸਭ ਕੀ ਹੋ ਰਿਹਾ। ਫਿਰ ਉਸ ਕੁੜੀ ਨੇ ਕਿਹਾ, “ਸਾਬ ਭਾਜੀ, ਪਹਿਚਾਣਿਆਂ ਨਹੀਂ?”
ਮੈਂ ਕਿਹਾ, “ਨਹੀਂ ਜੀ, ਮੈਂ ਨਹੀਂ ਪਹਿਚਾਣਿਆ।”
“ਸਾਬ ਭਾਜੀ, ਮੈਂ ਕਿਰਨ ਹਾਂ, ਤੁਹਾਡੀ ਫੇਸਬੁੱਕ ਆਈਡੀ ਵਿਚ।”
ਮੈਂ ਕਿਹਾ, “ਉਹ, ਅੱਛਾ-ਅੱਛਾ । ਮਾਫ਼ ਕਰਨਾ ਭੈਣ ਜੀ, ਮੈਂ ਨਹੀਂ ਪਹਿਚਾਣ ਸਕਿਆ।”
ਫਿਰ ਕਿਰਨ ਦੇ ਮੰਮੀ ਵੀ ਕਹਿਣ ਲੱਗੇ, “ਚਲੋ ਬੇਟਾ ਘਰ ਚਲਦੇ ਹਾਂ।”
ਪਰ ਟਾਈਮ ਘੱਟ ਹੋਣ ਕਰਕੇ ਫਿਰ ਆਉਣ ਦਾ ਕਹਿ ਕੇ ਅਸੀਂ ਤੁਰ ਪਏ।
ਅੱਗੇ ਜਾ ਕੇ ਮੇਰੇ ਨਾਲ ਦਾ ਮੁੰਡਾ ਕਹਿੰਦਾ, “ਚੱਲ ਭਰਾਵਾ ਘਰ ਨੂੰ ਚੱਲੀਏ। ਹੋਰ ਨਾ ਛਿੱਤਰ ਪਵਾ ਦੇਵੀਂ ਕਿਸੇ ਕੋਲੋਂ। ...”
ਉੱਥੋਂ ਅਸੀਂ ਘਰ ਨੂੰ ਚੱਲ ਪਏ
*****
(238)
ਆਪਣੇ ਵਿਚਾਰ ਲਿਖੋ: (sarokar2015@gmail.com)
About the Author
ਹਰਪ੍ਰਕਾਸ਼ ਸਿੰਘ ਰਾਏ
Tenerife, Spain.
(harparkash.rai@gmail.com)
More articles from this author
ਦੇਸ ਬਨਾਮ ਪ੍ਰਦੇਸ -1 (ਮੇਰੀ ਪਹਿਲੀ ਪ੍ਰਦੇਸ ਉਡਾਰੀ) --- ਹਰਪ੍ਰਕਾਸ਼ ਸਿੰਘ ਰਾਏ
ਦੇਸ ਬਨਾਮ ਪ੍ਰਦੇਸ -2 (ਇਵੇਂ ਪਹੁੰਚੇ ਅਸੀਂ ਸਪੇਨ) --- ਹਰਪ੍ਰਕਾਸ਼ ਸਿੰਘ ਰਾਏ
ਦੇਸ ਬਨਾਮ ਪ੍ਰਦੇਸ -3 (ਸਪੇਨ ਵਿਚ ਕੰਮ ਦਾ ਪਹਿਲਾ ਦਿਨ) --- ਹਰਪ੍ਰਕਾਸ਼ ਸਿੰਘ ਰਾਏ
ਦੇਸ ਬਨਾਮ ਪ੍ਰਦੇਸ -4 (ਭੰਗੜਾ ਪਾਉਣ ਦੇ ਫਾਇਦੇ) --- ਹਰਪ੍ਰਕਾਸ਼ ਸਿੰਘ ਰਾਏ
ਦੇਸ ਬਨਾਮ ਪ੍ਰਦੇਸ -5 (ਘੁੰਮਣਘੇਰੀ ਤੋਂ ਬਾਅਦ ਆਈ ਲੋਹੜੀ) --- ਹਰਪ੍ਰਕਾਸ਼ ਸਿੰਘ ਰਾਏ
ਦੇਸ ਬਨਾਮ ਪ੍ਰਦੇਸ -6 (ਪੰਜਵੇਂ ਸਾਲ ਖੁੱਲ੍ਹਿਆ ਪੰਜਾਬ ਜਾਣ ਦਾ ਰਾਹ)
ਦੇਸ ਬਨਾਮ ਪ੍ਰਦੇਸ -7 (ਮੇਰੀ ਪਹਿਲੀ ਪੰਜਾਬ ਫੇਰੀ) --- ਹਰਪ੍ਰਕਾਸ਼ ਸਿੰਘ ਰਾਏ
ਦੇਸ ਬਨਾਮ ਪ੍ਰਦੇਸ - ਕਾਂਡ: 9 (ਪਾਪਾ, ਫਿਰ ਕਦੋਂ ਆਉਣਾ ਭੂਈ ਨੇ?) --- ਹਰਪ੍ਰਕਾਸ਼ ਸਿੰਘ ਰਾਏ
You are here: Home ਰਚਨਾਵਾਂ
ਸਵੈਜੀਵਨੀ / ਚੇਤੇ ਦੀ ਚੰਗੇਰ
ਦੇਸ ਬਨਾਮ ਪਰਦੇਸ -8 (ਫੇਸਬੁੱਕ ਰਾਹੀਂ ਪਈਆਂ ਸਾਂਝਾਂ) --- ਹਰਪ੍ਰਕਾਸ਼ ਸਿੰਘ ਰਾਏ
ਵਿਚਾਰ ਵਟਾਂਦਰਾ, ਸੂਚਨਾਵਾਂ,
ਫੁਟਕਲ
* * *
* * *
* * *
* * *
* * *